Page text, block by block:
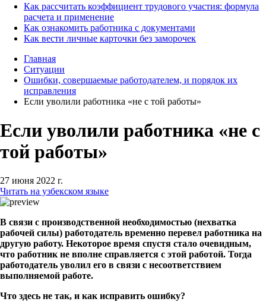
Как рассчитать коэффициент трудового участия: формула
расчета и применение
Как ознакомить работника с документами
Как вести личные карточки без заморочек
Главная
Ситуации
Ошибки, совершаемые работодателем, и порядок их
исправления
Если уволили работника «не с той работы»
Если уволили работника «не с
той работы»
27 июня 2022 г.
Читать на узбекском языке
В связи с производственной необходимостью (нехватка
рабочей силы) работодатель временно перевел работника на
другую работу. Некоторое время спустя стало очевидным,
что работник не вполне справляется с этой работой. Тогда
работодатель уволил его в связи с несоответствием
выполняемой работе.
Что здесь не так, и как исправить ошибку?